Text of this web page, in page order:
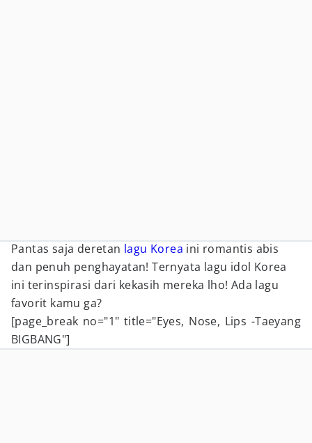
Pantas saja deretan lagu Korea ini romantis abis
dan penuh penghayatan! Ternyata lagu idol Korea
ini terinspirasi dari kekasih mereka lho! Ada lagu
favorit kamu ga?
[page_break no="1" title="Eyes, Nose, Lips -Taeyang
BIGBANG"]